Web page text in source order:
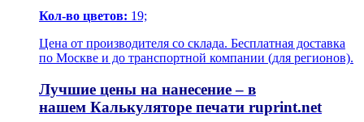
Кол-во цветов: 19;
Цена от производителя со склада. Бесплатная доставка
по Москве и до транспортной компании (для регионов).
Лучшие цены на нанесение – в
нашем Калькуляторе печати ruprint.net